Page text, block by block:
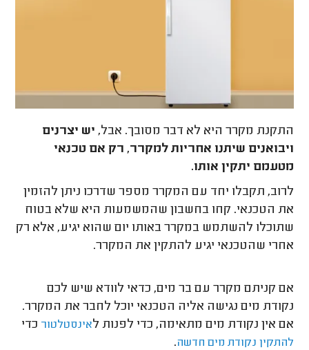
התקנת מקרר היא לא דבר מסובך. אבל, יש יצרנים
ויבואנים שיתנו אחריות למקרר, רק אם טכנאי
מטעמם יתקין אותו.
לרוב, תקבלו יחד עם המקרר מספר שדרכו ניתן להזמין
את הטכנאי. קחו בחשבון שהמשמעות היא שלא בטוח
שתוכלו להשתמש במקרר באותו יום שהוא יגיע, אלא רק
אחרי שהטכנאי יגיע להתקין את המקרר.
אם קניתם מקרר עם בר מים, כדאי לוודא שיש לכם
נקודת מים נגישה אליה הטכנאי יוכל לחבר את המקרר.
אם אין נקודת מים מתאימה, כדי לפנות לאינסטלטור כדי
להתקין נקודת מים חדשה.